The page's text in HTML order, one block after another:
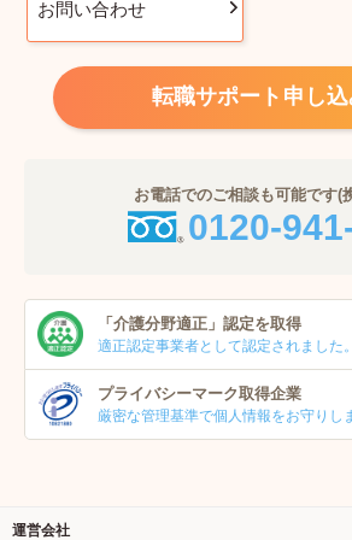
お問い合わせ
転職サポート申し
お電話でのご相談も可能です(
0120-
「介護分野適正」 認定を取得
適正認定事業者として認定されました。
プライバシーマーク取得企業
厳密な管理基準で個人情報をお守りし
運営会社